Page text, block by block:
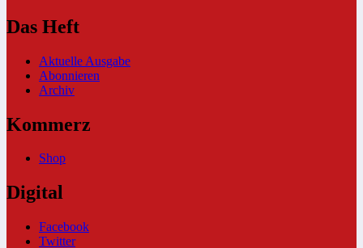
Das Heft
Aktuelle Ausgabe
Abonnieren
Archiv
Kommerz
Shop
Digital
Facebook
Twitter